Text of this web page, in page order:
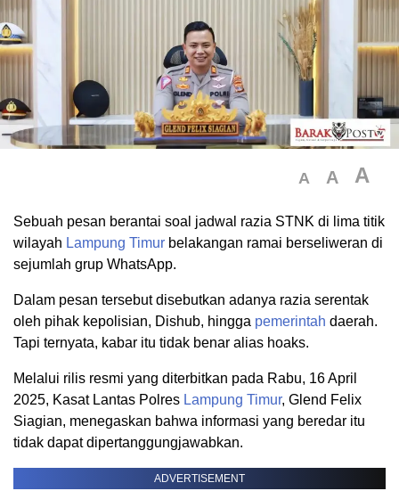
A A A
Sebuah pesan berantai soal jadwal razia STNK di lima titik
wilayah Lampung Timur belakangan ramai berseliweran di
sejumlah grup WhatsApp.
Dalam pesan tersebut disebutkan adanya razia serentak
oleh pihak kepolisian, Dishub, hingga pemerintah daerah.
Tapi ternyata, kabar itu tidak benar alias hoaks.
Melalui rilis resmi yang diterbitkan pada Rabu, 16 April
2025, Kasat Lantas Polres Lampung Timur, Glend Felix
Siagian, menegaskan bahwa informasi yang beredar itu
tidak dapat dipertanggungjawabkan.
ADVERTISEMENT